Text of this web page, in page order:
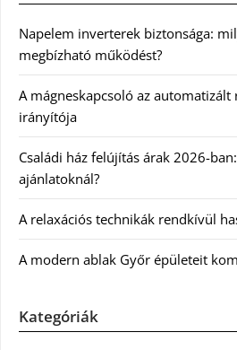
Napelem inverterek biztonsága:
megbízható működést?
A mágneskapcsoló az
irányítója
Családi ház felújítás árak 2026-
ajánlatoknál?
A relaxációs technikák rendkívül
A modern ablak Győr épületeit
Kategóriák